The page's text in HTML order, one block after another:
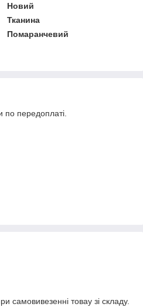
Новий
Тканина
Помаранчевий
по передоплаті.
самовивезенні товау зі складу.